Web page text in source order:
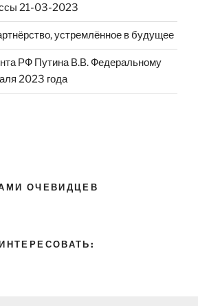
21-03-2023
устремлённое в будущее
РФ Путина В.В. Федеральному
2023 года
ОЧЕВИДЦЕВ